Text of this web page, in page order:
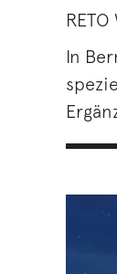
RETO
In